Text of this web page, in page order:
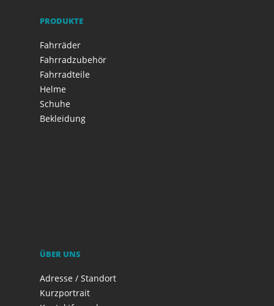
PRODUKTE
Fahrräder
Fahrradzubehör
Fahrradteile
Helme
Schuhe
Bekleidung
ÜBER UNS
Adresse / Standort
Kurzportrait